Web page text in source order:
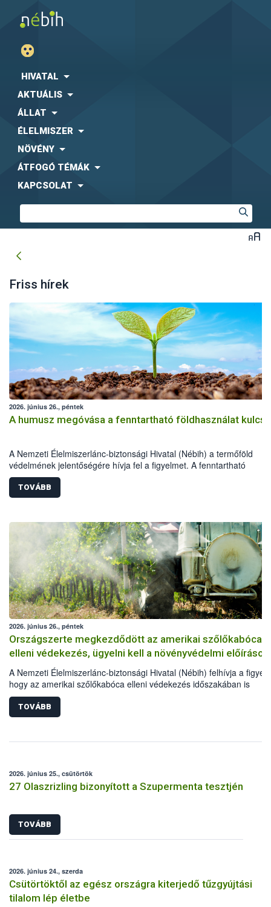
HIVATAL
AKTUÁLIS
ÁLLAT
ÉLELMISZER
NÖVÉNY
ÁTFOGÓ TÉMÁK
KAPCSOLAT
Friss hírek
2026. június 26., péntek
A humusz megóvása a fenntartható földhasználat kulcsa
A Nemzeti Élelmiszerlánc-biztonsági Hivatal (Nébih) a termőföld
védelmének jelentőségére hívja fel a figyelmet. A fenntartható
földhasználathoz és a természeti erőforrások megóvásához
fontos a humuszos termőréteg megőrzése és szakszerű újra
felhasználása. A beruházások, építkezések és egyéb földmunkák
felhasználása épp ezért kiemelt jelentőségű.
TOVÁBB
2026. június 26., péntek
Országszerte megkezdődött az amerikai szőlőkabóca
elleni védekezés, ügyelni kell a növényvédelmi
A Nemzeti Élelmiszerlánc-biztonsági Hivatal (Nébih) felhívja a
hogy az amerikai szőlőkabóca elleni védekezés időszakában is
elengedhetetlen a növényvédelmi előírások betartása. Kiemelten
hogy a szőlősgazdák engedélyezett növényvédő szereket
alkalmazzanak, a kezeléseket megfelelő technológiával végezzék
szabályokat. A védekezés során a méhek és vadon élő beporzókat
TOVÁBB
2026. június 25., csütörtök
27 Olaszrizling bizonyított a Szupermenta tesztjén
TOVÁBB
2026. június 24., szerda
Csütörtöktől az egész országra kiterjedő tűzgyújtási
tilalom lép életbe